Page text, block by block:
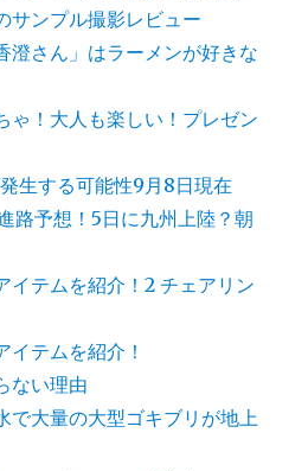
サンプル撮影レビュー
澄さん」はラーメンが好きな
ゃ！大人も楽しい！プレゼン
生する可能性9月8日現在
路予想！5日に九州上陸？朝
イテムを紹介！2 チェアリン
イテムを紹介！
ない理由
で大量の大型ゴキブリが地上